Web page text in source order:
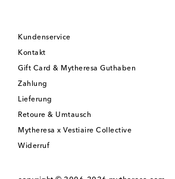
Kundenservice
Kontakt
Gift Card & Mytheresa Guthaben
Zahlung
Lieferung
Retoure & Umtausch
Mytheresa x Vestiaire Collective
Widerruf